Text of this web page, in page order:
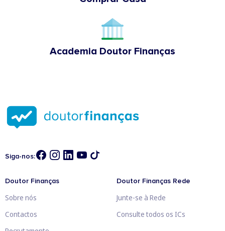
Academia Doutor Finanças
Siga-nos:
Doutor Finanças
Sobre nós
Contactos
Doutor Finanças Rede
Junte-se à Rede
Consulte todos os ICs